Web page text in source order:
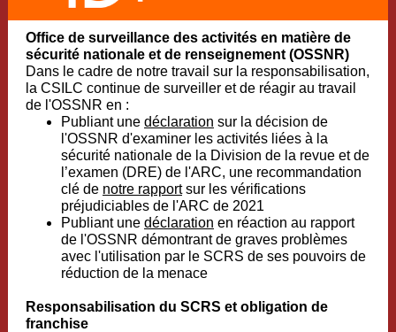
Office de surveillance des activités en matière de
sécurité nationale et de renseignement (OSSNR)
Dans le cadre de notre travail sur la responsabilisation,
la CSILC continue de surveiller et de réagir au travail
de l'OSSNR en :
Publiant une déclaration sur la décision de
l'OSSNR d'examiner les activités liées à la
sécurité nationale de la Division de la revue et de
l’examen (DRE) de l'ARC, une recommandation
clé de notre rapportsur les vérifications
préjudiciables de l'ARC de 2021
Publiant une déclaration en réaction au rapport
de l'OSSNR démontrant de graves problèmes
avec l'utilisation par le SCRS de ses pouvoirs de
réduction de la menace
Responsabilisation du SCRS et obligation de
franchise